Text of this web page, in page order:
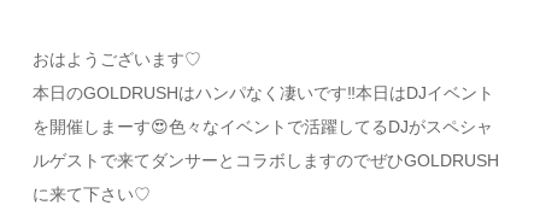
おはようございます♡
本日のGOLDRUSHはハンパなく凄いです‼️本日はDJイベント
を開催しまーす😍色々なイベントで活躍してるDJがスペシャ
ルゲストで来てダンサーとコラボしますのでぜひGOLDRUSH
に来て下さい♡